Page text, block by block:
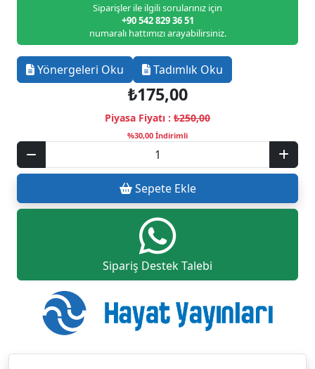
Siparişler ile ilgili sorularınız için
+90 542 829 36 51
numaralı hattımızı arayabilirsiniz.
Yönergeleri Oku Tadımlık Oku
₺175,00
Piyasa Fiyatı : ₺250,00
%30,00 İndirimli
Sepete Ekle
Sipariş Destek Talebi